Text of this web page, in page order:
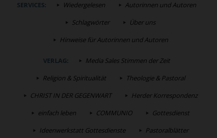
SERVICES: Wiedergelesen
Autorinnen und Autoren
Schlagwörter
Über uns
Hinweise für Autorinnen und Autoren
VERLAG:
Media Sales Stimmen der Zeit
Religion & Spiritualität
Theologie & Pastoral
CHRIST IN DER GEGENWART
Herder Korrespondenz
einfach leben
COMMUNIO
Gottesdienst
Ideenwerkstatt Gottesdienste
Pastoralblätter